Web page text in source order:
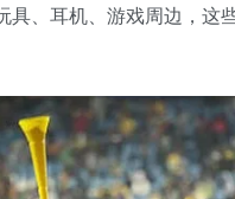
、耳机、游戏周边，这